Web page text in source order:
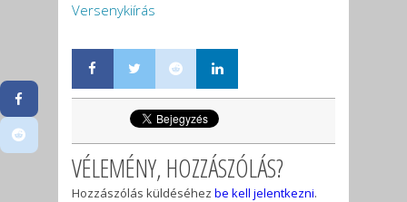
Versenykiírás
VÉLEMÉNY, HOZZÁSZÓLÁS?
Hozzászólás küldéséhez be kell jelentkezni.